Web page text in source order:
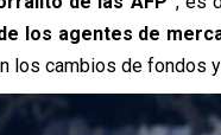
los agentes de
los cambios de fondos